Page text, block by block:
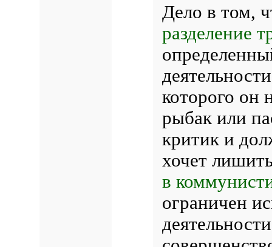
Дело в том,
разделение
которого
рыбак или
критик и
хочет
в
ограничен